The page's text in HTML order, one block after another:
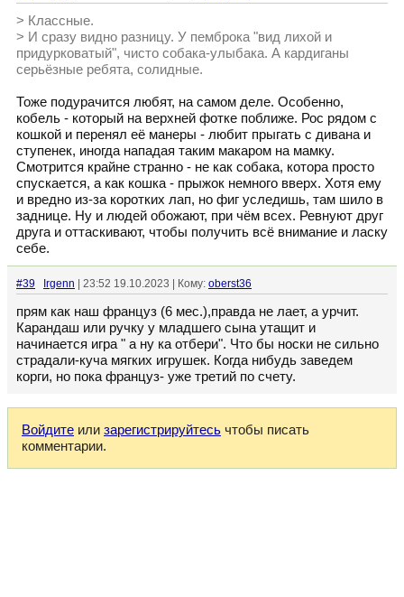
> Классные.
> И сразу видно разницу. У пемброка "вид лихой и
придурковатый", чисто собака-улыбака. А кардиганы
серьёзные ребята, солидные.
Тоже подурачится любят, на самом деле. Особенно,
кобель - который на верхней фотке поближе. Рос рядом с
кошкой и перенял её манеры - любит прыгать с дивана и
ступенек, иногда нападая таким макаром на мамку.
Смотрится крайне странно - не как собака, котора просто
спускается, а как кошка - прыжок немного вверх. Хотя ему
и вредно из-за коротких лап, но фиг уследишь, там шило в
заднице. Ну и людей обожают, при чём всех. Ревнуют друг
друга и оттаскивают, чтобы получить всё внимание и ласку
себе.
#39 Irgenn | 23:52 19.10.2023 | Кому: oberst36
прям как наш француз (6 мес.),правда не лает, а урчит.
Карандаш или ручку у младшего сына утащит и
начинается игра " а ну ка отбери". Что бы носки не сильно
страдали-куча мягких игрушек. Когда нибудь заведем
корги, но пока француз- уже третий по счету.
Войдите или зарегистрируйтесь чтобы писать
комментарии.